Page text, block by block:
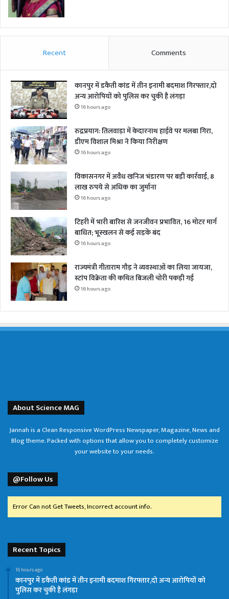
Recent Comments
कानपुर में डकैती कांड में तीन इनामी बदमाश गिरफ्तार,दो
अन्य आरोपियों को पुलिस कर चुकी है लंगड़ा
16 hours ago
रुद्रप्रयाग: तिलवाड़ा में केदारनाथ हाईवे पर मलबा गिरा,
डीएम विशाल मिश्रा ने किया निरीक्षण
16 hours ago
विकासनगर में अवैध खनिज भंडारण पर बड़ी कार्रवाई, 8
लाख रुपये से अधिक का जुर्माना
16 hours ago
टिहरी में भारी बारिश से जनजीवन प्रभावित, 16 मोटर मार्ग
बाधित; भूस्खलन से कई सड़कें बंद
16 hours ago
राज्यमंत्री गीताराम गौड़ ने व्यवस्थाओं का लिया जायजा,
स्टांप विक्रेता की कथित बिजली चोरी पकड़ी गई
16 hours ago
About Science MAG
Jannah is a Clean Responsive WordPress Newspaper, Magazine, News and
Blog theme. Packed with options that allow you to completely customize
your website to your needs.
@Follow Us
Error Can not Get Tweets, Incorrect account info.
Recent Topics
16 hours ago
कानपुर में डकैती कांड में तीन इनामी बदमाश गिरफ्तार,दो अन्य आरोपियों को
पुलिस कर चुकी है लंगड़ा